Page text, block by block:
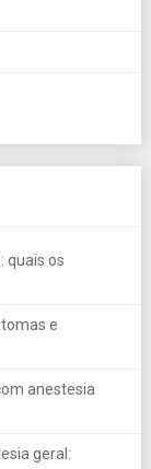
quais os
e
anestesia
geral: